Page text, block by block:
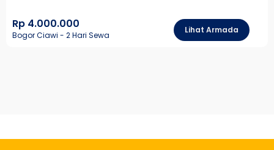
Rp 4.000.000
Bogor Ciawi - 2 Hari Sewa
Lihat Armada